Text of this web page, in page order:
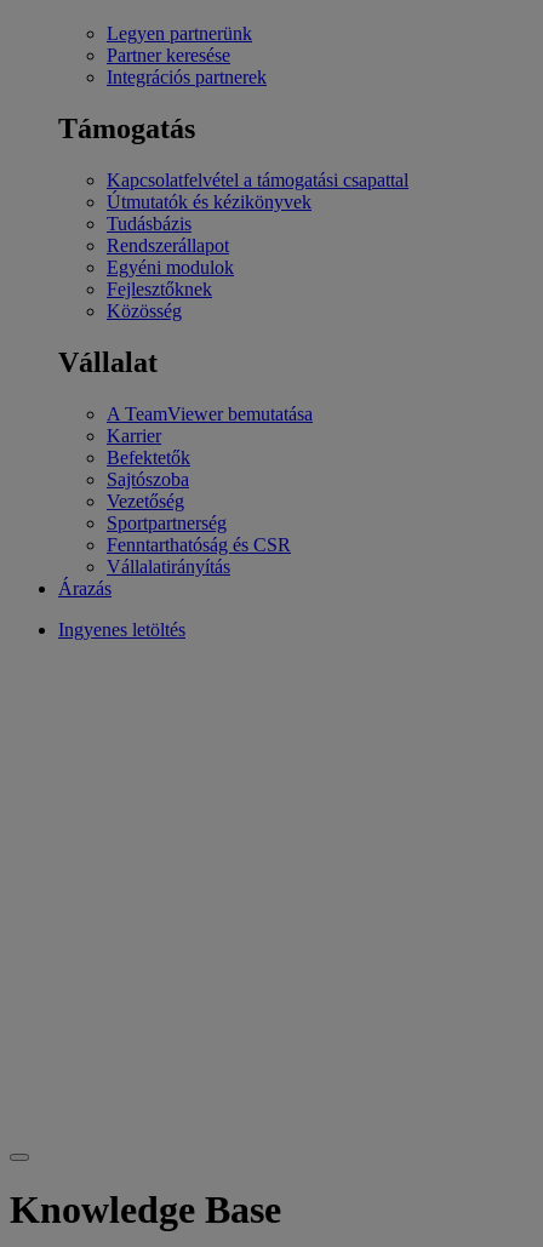
Legyen partnerünk
Partner keresése
Integrációs partnerek
Támogatás
Kapcsolatfelvétel a támogatási csapattal
Útmutatók és kézikönyvek
Tudásbázis
Rendszerállapot
Egyéni modulok
Fejlesztőknek
Közösség
Vállalat
A TeamViewer bemutatása
Karrier
Befektetők
Sajtószoba
Vezetőség
Sportpartnerség
Fenntarthatóság és CSR
Vállalatirányítás
Árazás
Ingyenes letöltés
Knowledge Base